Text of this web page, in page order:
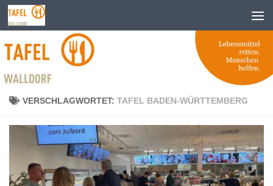
Zum Inhalt springen
VERSCHLAGWORTET: TAFEL BADEN-WÜRTTEMBERG